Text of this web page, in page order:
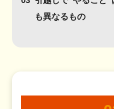
も異なるもの